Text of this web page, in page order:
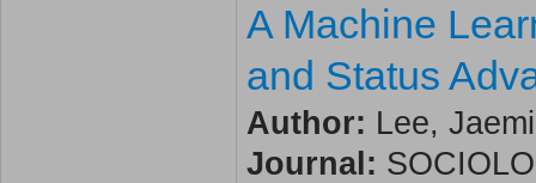
A Machine
and Status
Author: Lee,
Journal: